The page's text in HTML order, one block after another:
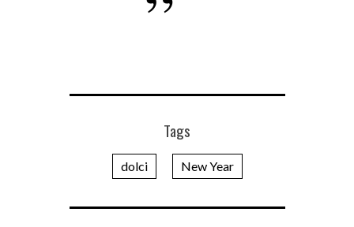
Tags
dolci New Year